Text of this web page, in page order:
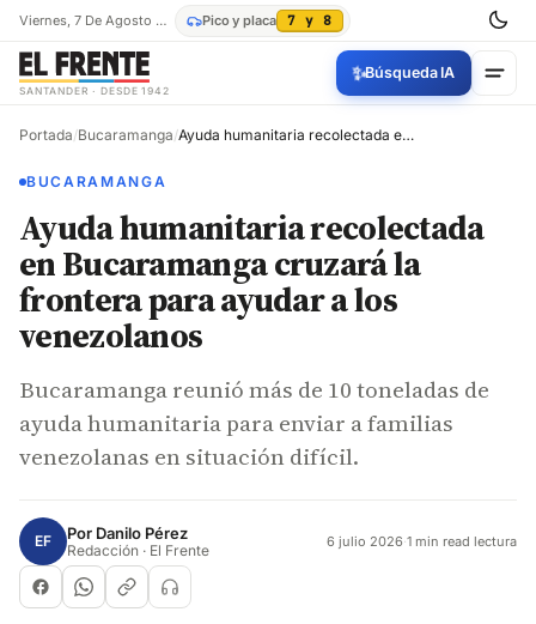
Viernes, 7 De Agosto De 2026 Pico y placa 7 y 8
SANTANDER · DESDE 1942
✨Búsqueda IA
Portada/Bucaramanga/ Ayuda humanitaria recolectada en Bucaramanga cruzará la frontera para ayudar a los venezolanos
BUCARAMANGA
Ayuda humanitaria recolectada
en Bucaramanga cruzará la
frontera para ayudar a los
venezolanos
Bucaramanga reunió más de 10 toneladas de
ayuda humanitaria para enviar a familias
venezolanas en situación difícil.
EF Por Danilo Pérez
Redacción · El Frente 6 julio 2026·1 min read lectura